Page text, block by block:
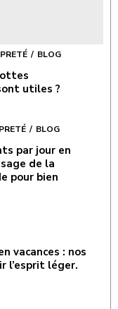
BLOG
utiles ?
BLOG
par jour en
de la
pour bien
vacances : nos
l’esprit léger.